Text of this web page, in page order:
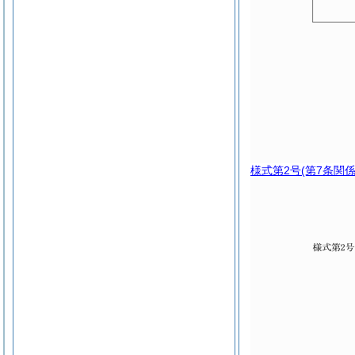
様式第2号(第7条関